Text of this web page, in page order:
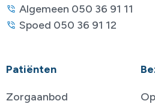
Algemeen 050 36 91 11
Spoed 050 36 91 12
Patiënten
Zorgaanbod